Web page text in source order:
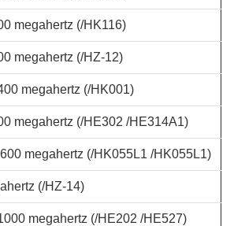
megahertz (/HK116)
megahertz (/HZ-12)
megahertz (/HK001)
megahertz (/HE302 /HE314A1)
megahertz (/HK055L1 /HK055L1)
(/HZ-14)
megahertz (/HE202 /HE527)